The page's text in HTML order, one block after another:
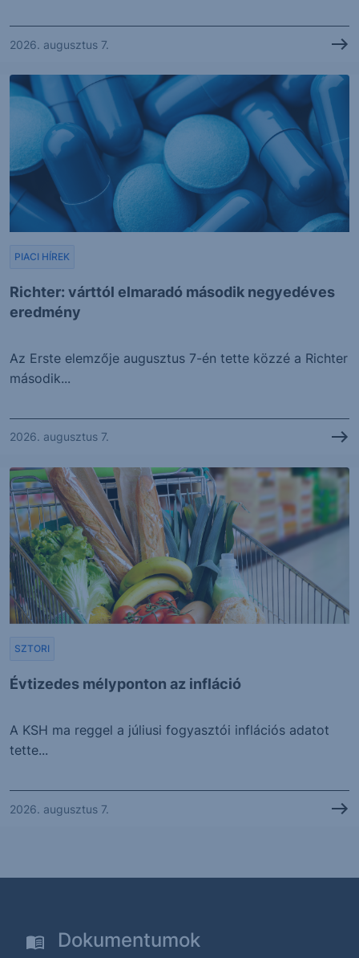
2026. augusztus 7.
Richter: várttól elmaradó második negyedéves
eredmény
PIACI HÍREK
Az Erste elemzője augusztus 7-én tette közzé a Richter
második...
2026. augusztus 7.
Évtizedes mélyponton az infláció
SZTORI
A KSH ma reggel a júliusi fogyasztói inflációs adatot
tette...
2026. augusztus 7.
Dokumentumok